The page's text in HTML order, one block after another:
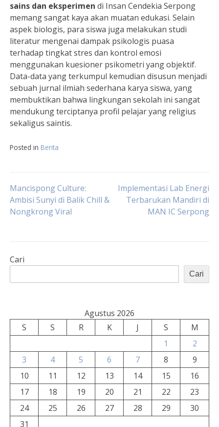
sains dan eksperimen di Insan Cendekia Serpong
memang sangat kaya akan muatan edukasi. Selain
aspek biologis, para siswa juga melakukan studi
literatur mengenai dampak psikologis puasa
terhadap tingkat stres dan kontrol emosi
menggunakan kuesioner psikometri yang objektif.
Data-data yang terkumpul kemudian disusun menjadi
sebuah jurnal ilmiah sederhana karya siswa, yang
membuktikan bahwa lingkungan sekolah ini sangat
mendukung terciptanya profil pelajar yang religius
sekaligus saintis.
Posted in Berita
Navigasi
pos
Mancispong Culture:
Ambisi Sunyi di Balik Chill &
Nongkrong Viral
Implementasi Lab Energi
Terbarukan Mandiri di
MAN IC Serpong
Cari
Cari
Agustus 2026
S
S R K J S
M
1
2
3
4 5 6 7 8
9
10
11 12 13 14 15
16
17
18 19 20 21 22
23
24
25 26 27 28 29
30
31